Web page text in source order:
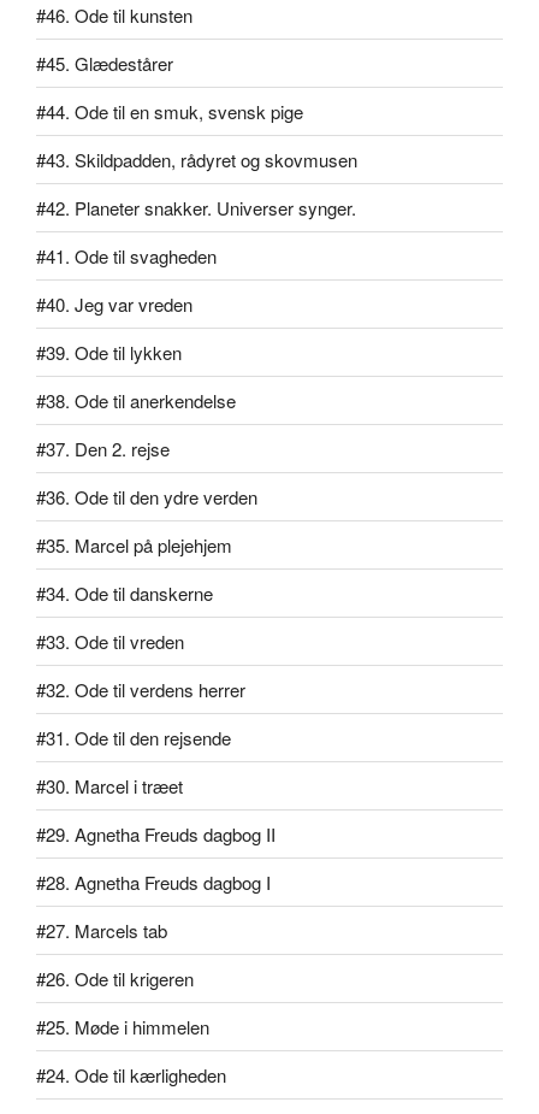
#46. Ode til kunsten
#45. Glædestårer
#44. Ode til en smuk, svensk pige
#43. Skildpadden, rådyret og skovmusen
#42. Planeter snakker. Universer synger.
#41. Ode til svagheden
#40. Jeg var vreden
#39. Ode til lykken
#38. Ode til anerkendelse
#37. Den 2. rejse
#36. Ode til den ydre verden
#35. Marcel på plejehjem
#34. Ode til danskerne
#33. Ode til vreden
#32. Ode til verdens herrer
#31. Ode til den rejsende
#30. Marcel i træet
#29. Agnetha Freuds dagbog II
#28. Agnetha Freuds dagbog I
#27. Marcels tab
#26. Ode til krigeren
#25. Møde i himmelen
#24. Ode til kærligheden